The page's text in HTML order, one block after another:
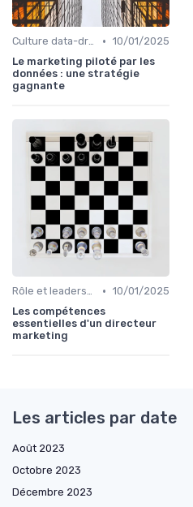
Culture data-driven & performance • 10/01/2025
Le marketing piloté par les
données : une stratégie
gagnante
Rôle et leadership du directeur marketing • 10/01/2025
Les compétences
essentielles d'un directeur
marketing
Les articles par date
Août 2023
Octobre 2023
Décembre 2023